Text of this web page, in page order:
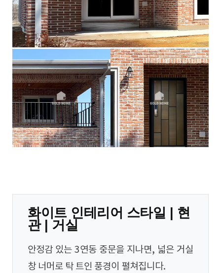
화이트 인테리어 스타일 | 현
관 | 거실
안정감 있는 3연동 중문을 지나면, 넓은 거실
창 너머로 탁 트인 풍경이 펼쳐집니다.